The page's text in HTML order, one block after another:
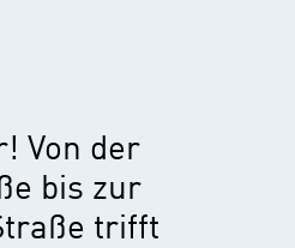
Von der
bis zur
trifft